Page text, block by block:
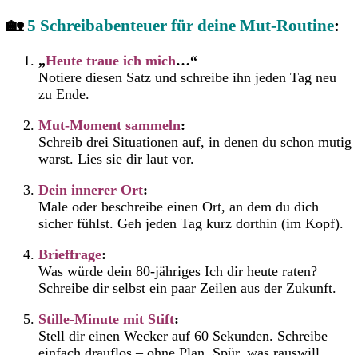
🏡5 Schreibabenteuer für deine Mut-Routine:
„Heute traue ich mich…“
Notiere diesen Satz und schreibe ihn jeden Tag neu
zu Ende.
Mut-Moment sammeln:
Schreib drei Situationen auf, in denen du schon mutig
warst. Lies sie dir laut vor.
Dein innerer Ort:
Male oder beschreibe einen Ort, an dem du dich
sicher fühlst. Geh jeden Tag kurz dorthin (im Kopf).
Brieffrage:
Was würde dein 80-jähriges Ich dir heute raten?
Schreibe dir selbst ein paar Zeilen aus der Zukunft.
Stille-Minute mit Stift:
Stell dir einen Wecker auf 60 Sekunden. Schreibe